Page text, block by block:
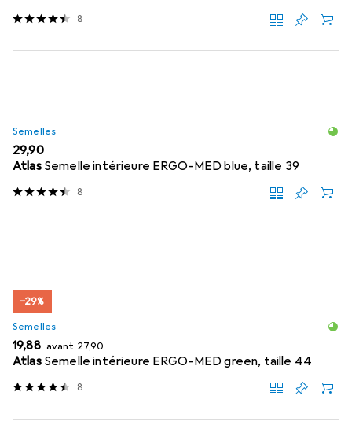
8
Semelles
EUR
29,90
Atlas Semelle intérieure ERGO-MED blue, taille 39
8
−29%
Semelles
EUR
19,88 avant EUR
27,90
Atlas Semelle intérieure ERGO-MED green, taille 44
8